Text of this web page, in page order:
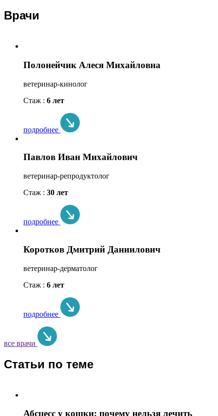
Врачи
Полонейчик Алеся Михайловна
ветеринар-кинолог
Стаж : 6 лет
подробнее
Павлов Иван Михайлович
ветеринар-репродуктолог
Стаж : 30 лет
подробнее
Коротков Дмитрий Даниилович
ветеринар-дерматолог
Стаж : 6 лет
подробнее
все врачи
Статьи по теме
Абсцесс у кошки: почему нельзя лечить